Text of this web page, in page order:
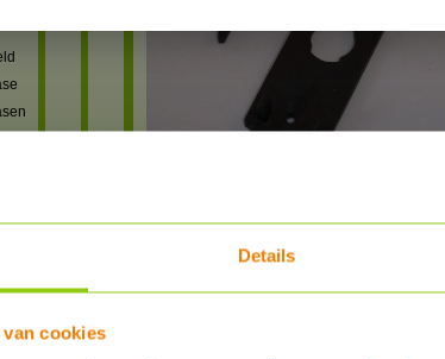
Details
van cookies
het
Bestel nu :€ 12,10